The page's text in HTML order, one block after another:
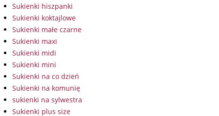
Sukienki hiszpanki
Sukienki koktajlowe
Sukienki małe czarne
Sukienki maxi
Sukienki midi
Sukienki mini
Sukienki na co dzień
Sukienki na komunię
sukienki na sylwestra
Sukienki plus size